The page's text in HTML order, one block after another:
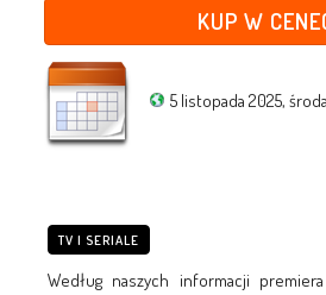
KUP W
5 listopada 2025, środa
TV I SERIALE
Według naszych informacji